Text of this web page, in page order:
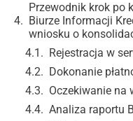
Przewodnik krok po
Biurze Informacji
wniosku o
Rejestracja w
Dokonanie
Oczekiwanie na
Analiza raportu